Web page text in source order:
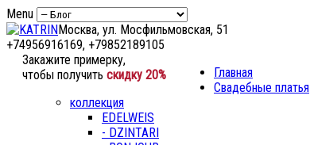
Menu
Москва, ул. Мосфильмовская, 51
+74956916169, +79852189105
Закажите примерку,
чтобы получить скидку 20%
Главная
Свадебные платья
коллекция
EDELWEIS
- DZINTARI